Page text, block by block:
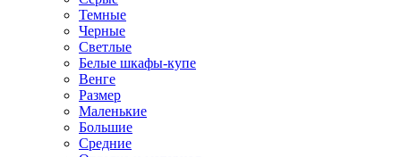
Темные
Черные
Светлые
Белые шкафы-купе
Венге
Размер
Маленькие
Большие
Средние